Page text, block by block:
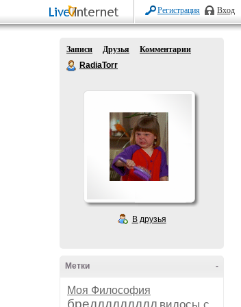
Регистрация Вход
Записи Друзья
Комментарии
RadiaTorr
В друзья
-
Метки
Моя Философия
бреддддддддд